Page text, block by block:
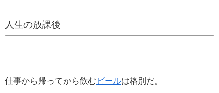
人生の放課後
仕事から帰ってから飲む ビールは格別だ。